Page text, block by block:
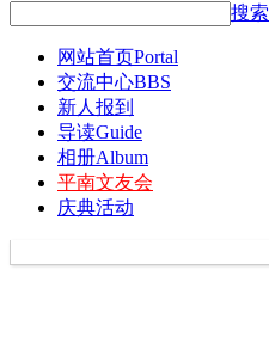
搜索
网站首页Portal
交流中心BBS
新人报到
导读Guide
相册Album
平南文友会
庆典活动